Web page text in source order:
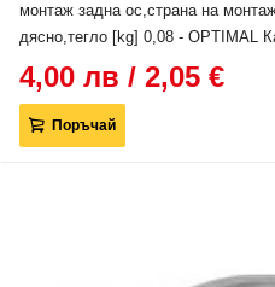
монтаж задна ос,страна на
дясно,тегло [kg] 0,08 - OPTIMAL
4,00 лв / 2,05 €
Поръчай